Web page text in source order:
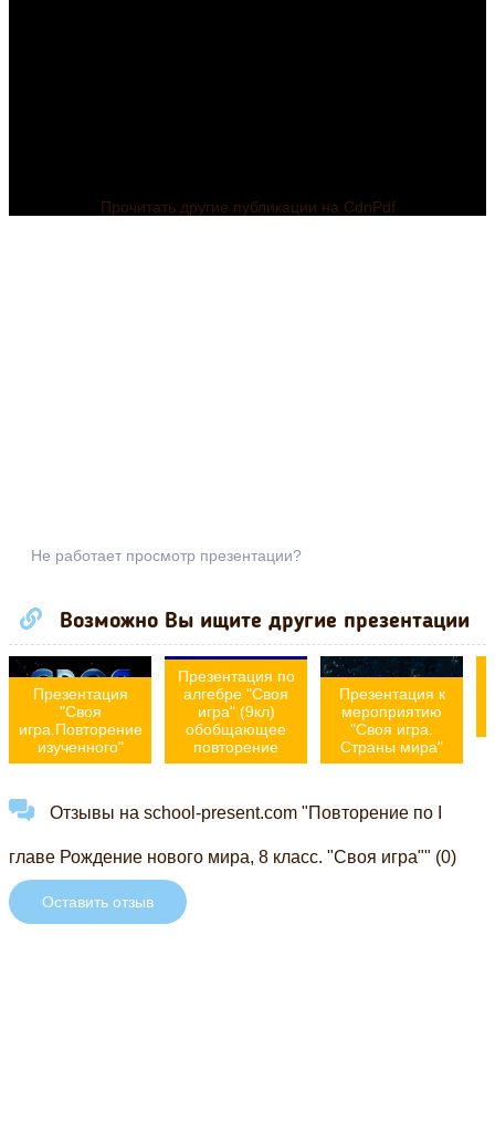
Прочитать другие публикации на CdnPdf
Не работает просмотр презентации?
Возможно Вы ищите другие презентации
Презентация
"Своя
игра.Повторение
изученного"
Презентация по
алгебре "Своя
игра" (9кл)
обобщающее
повторение
Презентация к
мероприятию
"Своя игра.
Страны мира"
Отзывы на school-present.com "Повторение по I
главе Рождение нового мира, 8 класс. "Своя игра"" (0)
Оставить отзыв